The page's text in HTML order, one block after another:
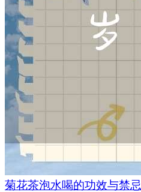
菊花茶泡水喝的功效与禁忌